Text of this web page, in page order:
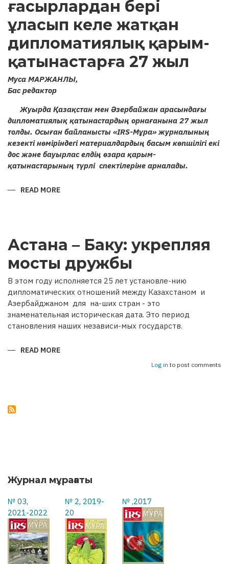
ғасырлардан бері
ұласып келе жатқан
дипломатиялық қарым-
қатынастарға 27 жыл
Муса МАРЖАНЛЫ,
Бас редактор
Жуырда Қазақстан мен Әзербайжан арасындағы
дипломатиялық қатынастардың орнағанына 27 жыл
толды. Осыған байланысты «IRS-Мұра» журналының
кезекті нөміріндегі материалдардың басым көпшілігі екі
дос және бауырлас елдің өзара қарым-
қатынастарының түрлі спектілеріне арналады.
READ MORE
БЕРІ
ҰЛАСЫП
ЖАТҚАН
ДИПЛОМАТИЯЛЫҚ
ҚАТЫНАСТАРҒА
27
ЖЫЛ
Астана – Баку: укрепляя
мосты дружбы
В этом году исполняется 25 лет установле-нию
дипломатических отношений между Казахстаном и
Азербайджаном для на-ших стран - это
знаменательная историческая дата. Это период
становления наших независи-мых государств.
READ MORE
Log in to post comments
Журнал мұрағаты
№ 03,
2021-2022
№ 2, 2019-
20
№ ,2017